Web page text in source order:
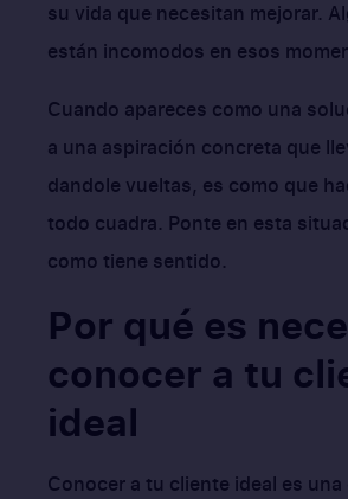
su vida que necesitan mejorar.
están incomodos en esos
Cuando apareces como una
a una aspiración concreta que
dandole vueltas, es como que
todo cuadra. Ponte en esta
como tiene sentido.
Por qué es
conocer a tu
ideal
Conocer a tu cliente ideal es